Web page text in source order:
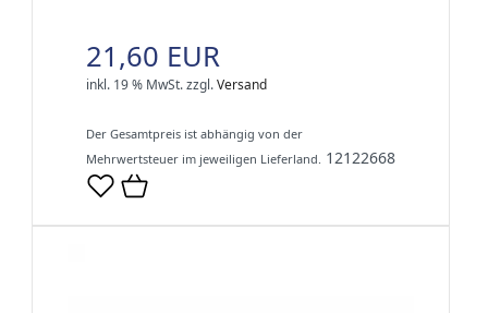
21,60 EUR
inkl. 19 % MwSt.zzgl.Versand
Der Gesamtpreis ist abhängig von der
Mehrwertsteuer im jeweiligen Lieferland. 12122668